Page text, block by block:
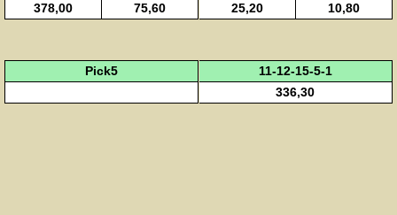
378,00
75,60 25,20 10,80
Pick5
11-12-15-5-1
336,30